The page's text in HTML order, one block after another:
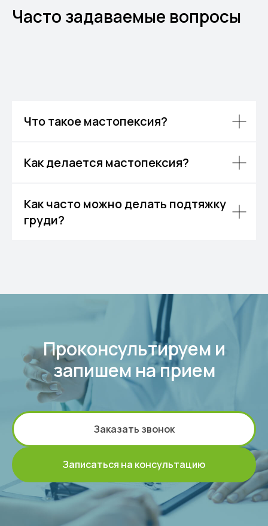
Часто задаваемые вопросы
Что такое мастопексия?
Как делается мастопексия?
Как часто можно делать подтяжку
груди?
Проконсультируем и
запишем на прием
Заказать звонок
Записаться на консультацию